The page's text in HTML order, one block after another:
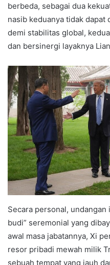
berbeda, sebagai dua
nasib keduanya tidak dapat
demi stabilitas global,
dan bersinergi layaknya
Secara personal,
budi” seremonial yang
awal masa jabatannya, Xi
resor pribadi mewah milik
sebuah tempat yang jauh